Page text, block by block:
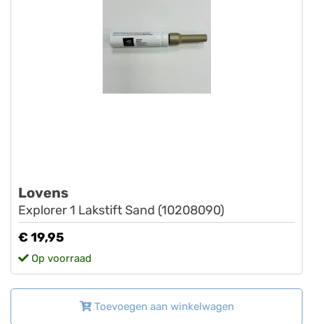
Lovens
Explorer 1 Lakstift Sand (10208090)
€ 19,95
Op voorraad
Toevoegen aan winkelwagen